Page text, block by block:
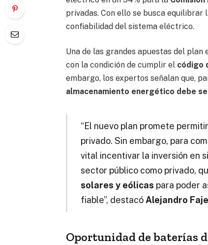
privadas. Con ello se busca
confiabilidad del sistema eléctrico.
Una de las grandes apuestas del
con la condición de cumplir el código
embargo, los expertos señalan que,
almacenamiento energético debe
“El nuevo plan promete
privado. Sin embargo, para
vital incentivar la inversión en
sector público como privado,
solares y eólicas para poder
fiable”, destacó Alejandro
Oportunidad de baterías